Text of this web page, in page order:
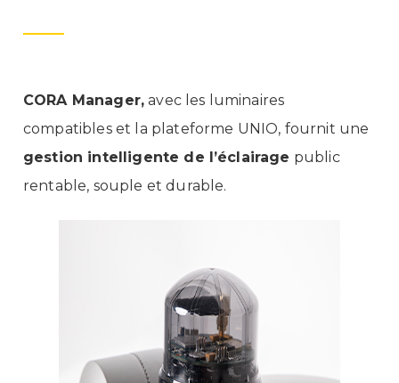
CORA Manager, avec les luminaires
compatibles et la plateforme UNIO, fournit une
gestion intelligente de l’éclairage public
rentable, souple et durable.